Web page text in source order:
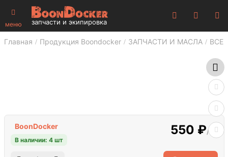
меню запчасти и экипировка
Главная Продукция Boondocker ЗАПЧАСТИ И МАСЛА ВСЕ
BoonDocker
В наличии: 4 шт
550 ₽/шт